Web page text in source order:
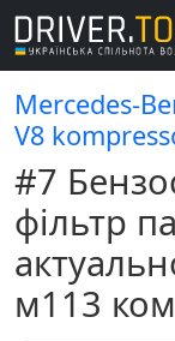
Mercedes-
V8
#7
фільтр
м113